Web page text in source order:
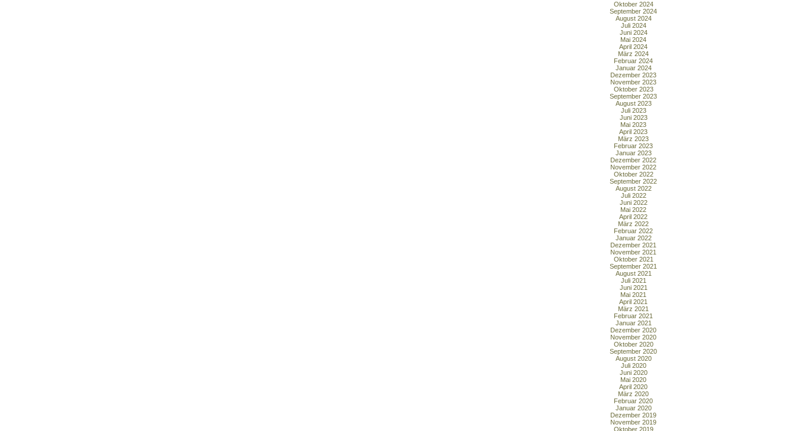
Oktober 2024
September 2024
August 2024
Juli 2024
Juni 2024
Mai 2024
April 2024
März 2024
Februar 2024
Januar 2024
Dezember 2023
November 2023
Oktober 2023
September 2023
August 2023
Juli 2023
Juni 2023
Mai 2023
April 2023
März 2023
Februar 2023
Januar 2023
Dezember 2022
November 2022
Oktober 2022
September 2022
August 2022
Juli 2022
Juni 2022
Mai 2022
April 2022
März 2022
Februar 2022
Januar 2022
Dezember 2021
November 2021
Oktober 2021
September 2021
August 2021
Juli 2021
Juni 2021
Mai 2021
April 2021
März 2021
Februar 2021
Januar 2021
Dezember 2020
November 2020
Oktober 2020
September 2020
August 2020
Juli 2020
Juni 2020
Mai 2020
April 2020
März 2020
Februar 2020
Januar 2020
Dezember 2019
November 2019
Oktober 2019